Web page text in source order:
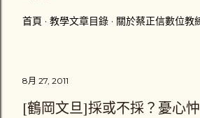
首頁 教學文章目錄 關於蔡正信數位教
8月 27, 2011
[鶴岡文旦]採或不採？憂心忡